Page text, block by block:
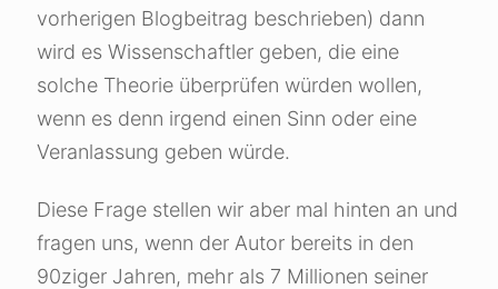
vorherigen Blogbeitrag beschrieben) dann
wird es Wissenschaftler geben, die eine
solche Theorie überprüfen würden wollen,
wenn es denn irgend einen Sinn oder eine
Veranlassung geben würde.
Diese Frage stellen wir aber mal hinten an und
fragen uns, wenn der Autor bereits in den
90ziger Jahren, mehr als 7 Millionen seiner